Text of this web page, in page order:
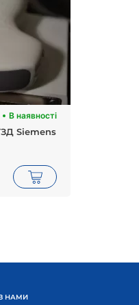
В наявності
Siemens
НАМИ